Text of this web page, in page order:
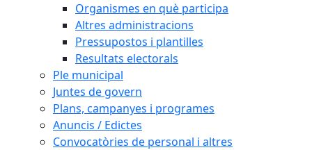
Organismes en què participa
Altres administracions
Pressupostos i plantilles
Resultats electorals
Ple municipal
Juntes de govern
Plans, campanyes i programes
Anuncis / Edictes
Convocatòries de personal i altres